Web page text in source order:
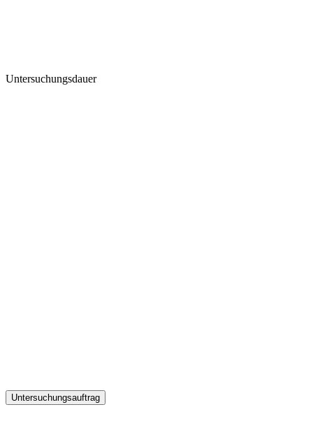
Untersuchungsdauer
Untersuchungsauftrag